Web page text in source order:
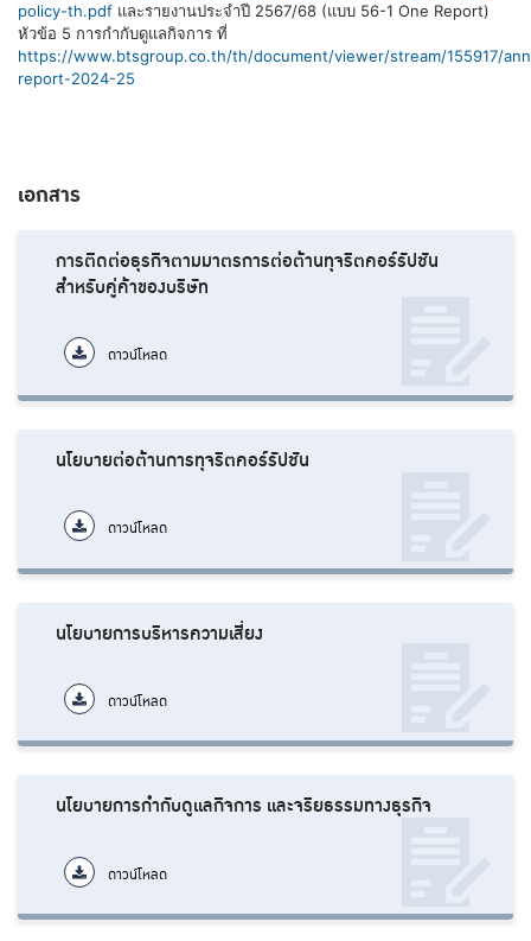
policy-th.pdf และรายงานประจำปี 2567/68 (แบบ 56-1 One Report)
หัวข้อ 5 การกำกับดูแลกิจการ ที่
https://www.btsgroup.co.th/th/document/viewer/stream/155917/
report-2024-25
เอกสาร
การติดต่อธุรกิจตามมาตรการต่อต้านทุจริตคอร์รัปชัน
สำหรับคู่ค้าของบริษัท
ดาวน์โหลด
นโยบายต่อต้านการทุจริตคอร์รัปชัน
ดาวน์โหลด
นโยบายการบริหารความเสี่ยง
ดาวน์โหลด
นโยบายการกำกับดูแลกิจการ และจริยธรรมทางธุรกิจ
ดาวน์โหลด